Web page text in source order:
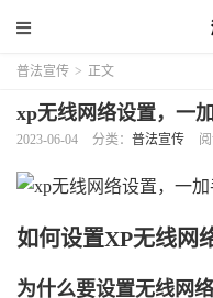
普法宣传 > 正文
xp无线网络设置，一
2023-06-04 分类： 普法宣传
如何设置XP无线网
为什么要设置无线网络